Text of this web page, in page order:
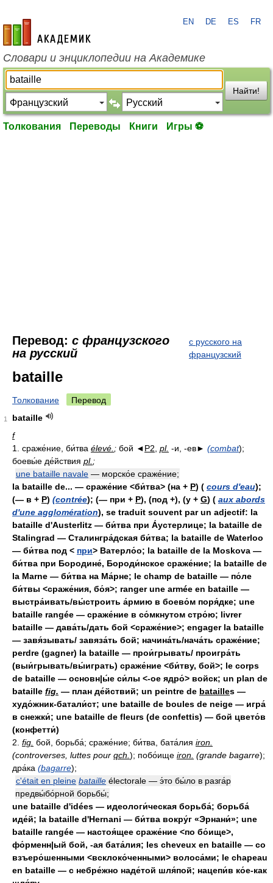
academic.ru
EN DE ES FR
Словари и энциклопедии на Академике
Найти!
Толкования Переводы Книги Игры ⚽
Перевод: с французского
на русский
с русского на
французский
bataille
Толкование Перевод
1
bataille
f
1. сраже́ние, би́тва élevé. ; бой ◄P2 pl. -и, -ев► (combat);
боевы́е де́йствия pl. ;
une bataille navale — морско́е сраже́ние;
la bataille de... — сраже́ние <би́тва> (на + P) ( cours d'eau);
(— в + P) (contrée); (— при + P), (под +), (у + G) ( aux abords
d'une agglomération), se traduit souvent par un adjectif: la
bataille d'Austerlitz — би́тва при А́устерлице; la bataille de
Stalingrad — Сталингра́дская би́тва; la bataille de Waterloo
— би́тва под < при> Ватерло́о; la bataille de la Moskova —
би́тва при Бородине́, Бороди́нское сраже́ние; la bataille de
la Marne — би́тва на Ма́рне; le champ de bataille — по́ле
би́твы <сраже́ния, бо́я>; ranger une armée en bataille —
выстра́ивать/вы́строить а́рмию в боево́м поря́дке; une
bataille rangée — сраже́ние в со́мкнутом стро́ю; livrer
bataille — дава́ть/дать бой <сраже́ние>; engager la bataille
— завя́зывать/ завяза́ть бой; начина́ть/нача́ть сраже́ние;
perdre (gagner) la bataille — прои́грывать/ проигра́ть
(выи́грывать/вы́играть) сраже́ние <би́тву, бой>; le corps
de bataille — основн|ы́е си́лы <-ое ядро́> войск; un plan de
bataille fig. — план де́йствий; un peintre de batailles —
худо́жник-батали́ст; une bataille de boules de neige — игра́
в снежки́; une bataille de fleurs (de confettis) — бой цвето́в
(конфетти́)
2. fig. бой, борьба́; сраже́ние; би́тва, бата́лия iron.
(controverses, luttes pour qch. ); побо́ище iron. (grande bagarre);
дра́ка (bagarre);
c'était en pleine bataille électorale — э́то бы́ло в разга́р
предвы́бо́рной борьбы́;
une bataille d'idées — идеологи́ческая борьба́; борьба́
иде́й; la bataille d'Hernani — би́тва вокру́г «Эрнани́»; une
bataille rangée — настоя́щее сраже́ние <по бо́ище>,
фо́рменн|ый бой, -ая бата́лия; les cheveux en bataille — со
взъеро́шенными <всклоко́ченными> волоса́ми; le chapeau
en bataille — с небре́жно наде́той шля́пой; нацепи́в ко́е-как